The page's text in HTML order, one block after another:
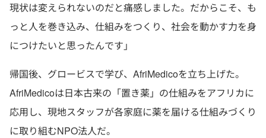
現状は変えられないのだと痛感しました。だからこそ、も
っと人を巻き込み、仕組みをつくり、社会を動かす力を身
につけたいと思ったんです」
帰国後、グロービスで学び、AfriMedicoを立ち上げた。
AfriMedicoは日本古来の「置き薬」の仕組みをアフリカに
応用し、現地スタッフが各家庭に薬を届ける仕組みづくり
に取り組むNPO法人だ。